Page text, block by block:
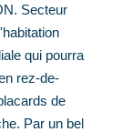
Secteur
qui pourra
rez-de-
de
Par un bel